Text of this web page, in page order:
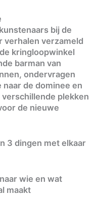
bij de
verhalen verzameld
kringloopwinkel
barman van
ondervragen
de dominee en
plekken
de nieuwe
3 dingen met elkaar
wie en wat
maakt